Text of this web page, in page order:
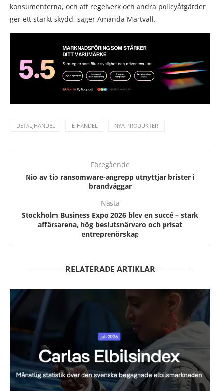
konsumenterna, och att regelverk och andra policyåtgärder
ger ett starkt skydd, säger Amanda Martvall.
DETALJHANDEL E-HANDEL NYA PRODUKTER
Föregående
Nio av tio ransomware-angrepp utnyttjar brister i
brandväggar
Nästa
Stockholm Business Expo 2026 blev en succé – stark
affärsarena, hög beslutsnärvaro och prisat
entreprenörskap
RELATERADE ARTIKLAR